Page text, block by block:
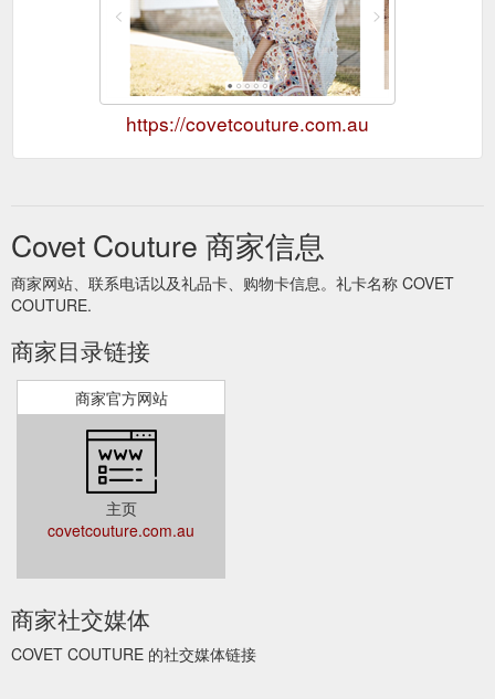
https://covetcouture.com.au
Covet Couture 商家信息
商家网站、联系电话以及礼品卡、购物卡信息。礼卡名称 COVET
COUTURE.
商家目录链接
商家官方网站
主页
covetcouture.com.au
商家社交媒体
COVET COUTURE 的社交媒体链接